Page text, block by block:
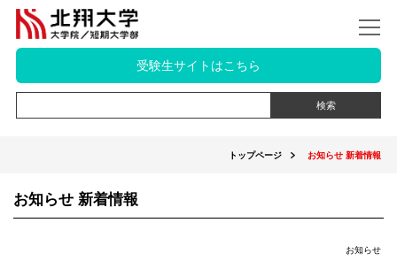
受験生サイトはこちら
トップページ お知らせ 新着情報
お知らせ 新着情報
お知らせ